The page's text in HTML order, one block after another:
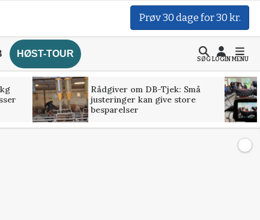
Prøv 30 dage for 30 kr.
HØST-TOUR
SØGLOGINMENU
Rådgiver om DB-Tjek: Små
justeringer kan give store
besparelser